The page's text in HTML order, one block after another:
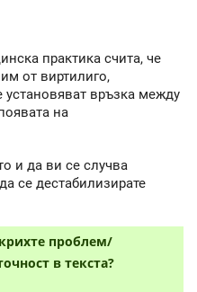
практика счита, че
от виртилиго,
установяват връзка между
на
и да ви се случва
се дестабилизирате
проблем/
в текста?